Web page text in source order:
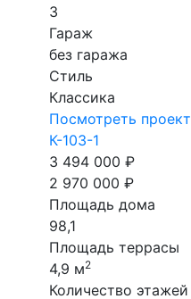
3
Гараж
без гаража
Стиль
Классика
Посмотреть проект
К-103-1
3 494 000 ₽
2 970 000 ₽
Площадь дома
98,1
Площадь террасы
4,9 м2
Количество этажей